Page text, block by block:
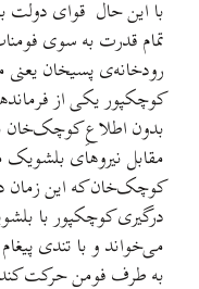
با این حال قوای دولت
تمام قدرت به سوی
رودخانه‌ی پسیخان
کوچکپور یکی از
بدون اطلاعِ کوچک‌خان
مقابل نیروهای
کوچک‌خان که این زمان
درگیری کوچکپور با
می‌خواند و با تندی